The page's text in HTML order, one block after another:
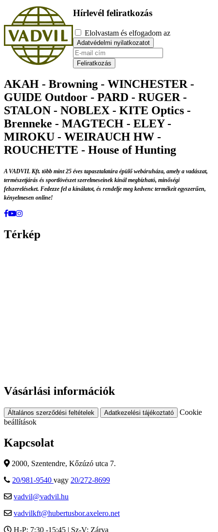
Hírlevél feliratkozás
Elolvastam és elfogadom az
Adatvédelmi nyilatkozatot
Feliratkozás
AKAH - Browning - WINCHESTER -
GUIDE Outdoor - PARD - RUGER -
STALON - NOBLEX - KITE Optics -
Brenneke - MAGTECH - ELEY -
MIROKU - WEIRAUCH HW -
ROUCHETTE - House of Hunting
A VADVIL Kft. több mint 25 éves tapasztalatára épülő webáruháza, amely a vadászat,
természetjárás és sportlövészet szerelmeseinek kínál megbízható, minőségi
felszereléseket. Fedezze fel a kínálatot, és rendelje meg kedvenc termékeit egyszerűen,
kényelmesen online!
Térkép
Vásárlási információk
Általános szerződési feltételek Adatkezelési tájékoztató
Cookie
beállítások
Kapcsolat
2000, Szentendre, Kőzúzó utca 7.
20/981-9540 vagy 20/272-8699
vadvil@vadvil.hu
vadvilkft@hubertusbor.axelero.net
H-P: 7:30 -15:45 | Sz-V: Zárva